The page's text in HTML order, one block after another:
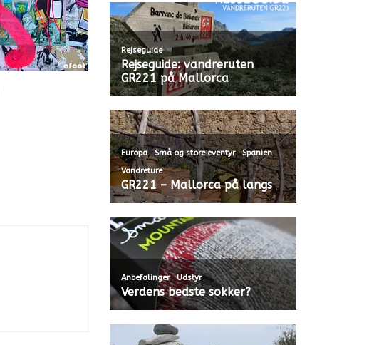
Rejseguide
Rejseguide: vandreruten
GR221 på Mallorca
Europa,Små og store eventyr,Spanien,
Vandreture
GR221 – Mallorca på langs
Anbefalinger,Udstyr
Verdens bedste sokker?